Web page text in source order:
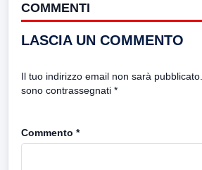
COMMENTI
LASCIA UN COMMENTO
Il tuo indirizzo email non sarà pubblicato.
sono contrassegnati *
Commento *